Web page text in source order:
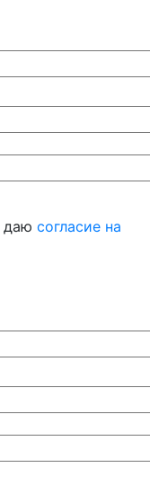
даю согласие на